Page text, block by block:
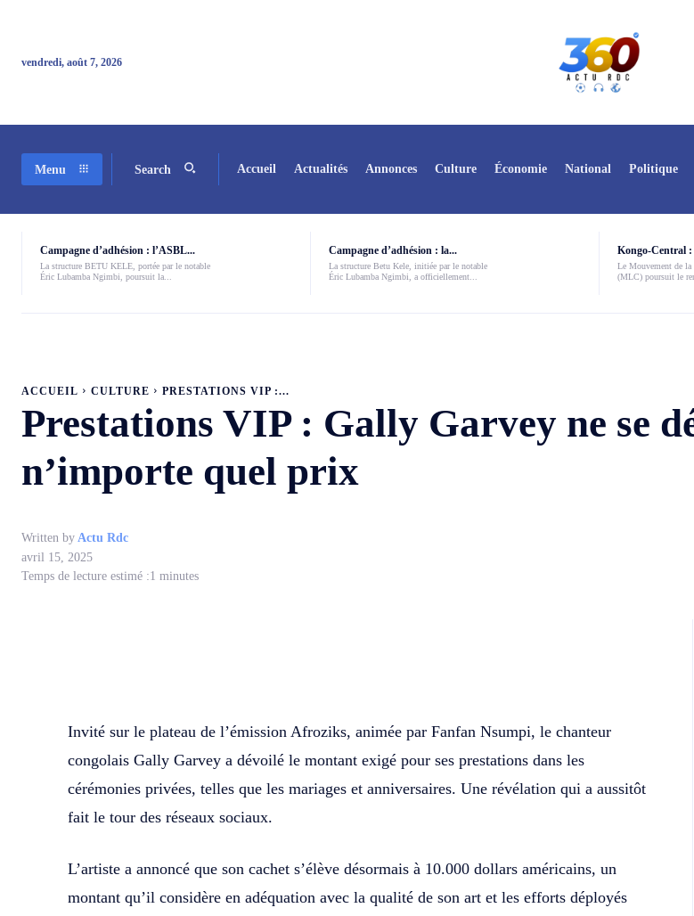
vendredi, août 7, 2026
Menu Search Accueil Actualités Annonces Culture Économie National Politique
Campagne d’adhésion : l’ASBL...
La structure BETU KELE, portée par le notable
Éric Lubamba Ngimbi, poursuit la...
Campagne d’adhésion : la...
La structure Betu Kele, initiée par le notable
Éric Lubamba Ngimbi, a officiellement...
Kongo-Central
Le Mouvement de
(MLC) poursuit le
ACCUEIL CULTURE PRESTATIONS VIP :...
Prestations VIP : Gally Garvey ne se
n’importe quel prix
Written by Actu Rdc
avril 15, 2025
Temps de lecture estimé :1 minutes
Invité sur le plateau de l’émission Afroziks, animée par Fanfan Nsumpi, le chanteur
congolais Gally Garvey a dévoilé le montant exigé pour ses prestations dans les
cérémonies privées, telles que les mariages et anniversaires. Une révélation qui a aussitôt
fait le tour des réseaux sociaux.
L’artiste a annoncé que son cachet s’élève désormais à 10.000 dollars américains, un
montant qu’il considère en adéquation avec la qualité de son art et les efforts déployés